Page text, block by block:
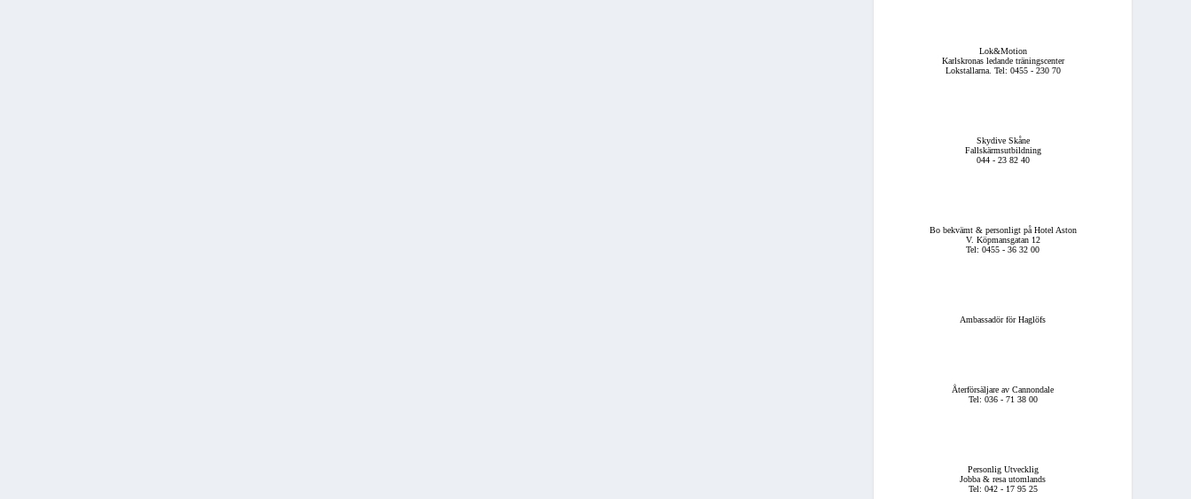
Lok&Motion
Karlskronas ledande träningscenter
Lokstallarna. Tel: 0455 - 230 70
Skydive Skåne
Fallskärmsutbildning
044 - 23 82 40
Bo bekvämt & personligt på Hotel Aston
V. Köpmansgatan 12
Tel: 0455 - 36 32 00
Ambassadör för Haglöfs
Återförsäljare av Cannondale
Tel: 036 - 71 38 00
Personlig Utvecklig
Jobba & resa utomlands
Tel: 042 - 17 95 25